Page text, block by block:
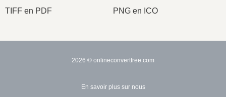
TIFF en PDF PNG en ICO
2026 © onlineconvertfree.com
En savoir plus sur nous